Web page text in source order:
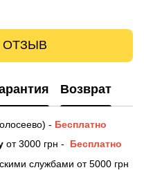
ОТЗЫВ
Возврат
- Бесплатно
от 3000 грн -
Бесплатно
службами от 5000 грн